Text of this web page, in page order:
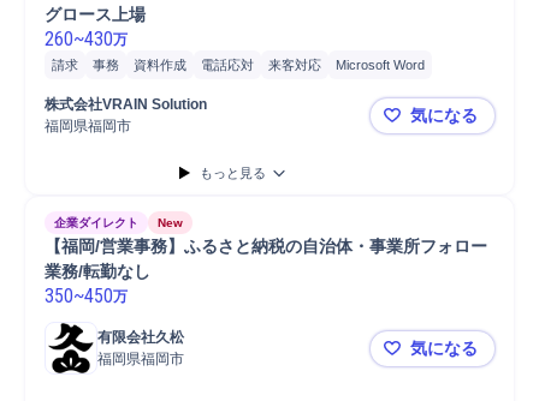
グロース上場
260~430万
請求 事務 資料作成 電話応対 来客対応
Microsoft Word
Microsoft Excel
株式会社VRAIN Solution
福岡県福岡市
【福岡転勤
気になる
もっと見る
企業ダイレクト New
【福岡/営業事務】ふるさと納税の自治体・事業所フォロー
業務/転勤なし
350~450万
有限会社久松
福岡県福岡市
【福岡/営業
気になる